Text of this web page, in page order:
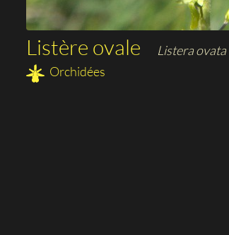
Listère ovale
Listera ovata
Orchidées